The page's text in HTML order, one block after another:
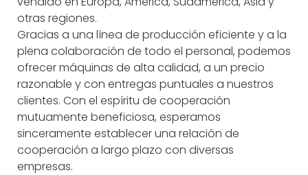
otras regiones.
Gracias a una línea de producción eficiente y a la
plena colaboración de todo el personal, podemos
ofrecer máquinas de alta calidad, a un precio
razonable y con entregas puntuales a nuestros
clientes. Con el espíritu de cooperación
mutuamente beneficiosa, esperamos
sinceramente establecer una relación de
cooperación a largo plazo con diversas
empresas.